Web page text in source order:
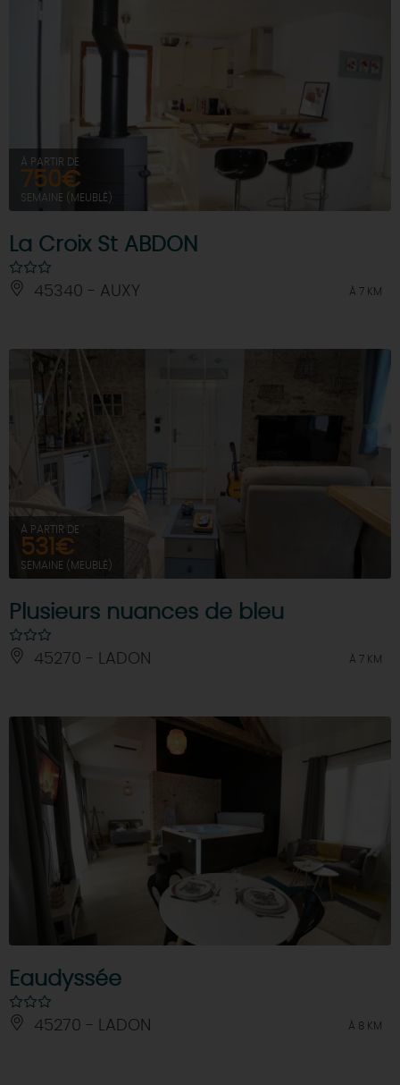
À PARTIR DE
750€
SEMAINE (MEUBLÉ)
La Croix St ABDON
45340 - AUXY À 7 KM
À PARTIR DE
531€
SEMAINE (MEUBLÉ)
Plusieurs nuances de bleu
45270 - LADON À 7 KM
Eaudyssée
45270 - LADON À 8 KM